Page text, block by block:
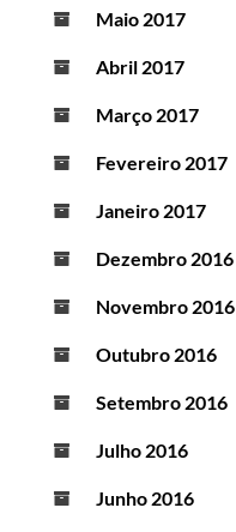
Maio 2017
Abril 2017
Março 2017
Fevereiro 2017
Janeiro 2017
Dezembro 2016
Novembro 2016
Outubro 2016
Setembro 2016
Julho 2016
Junho 2016